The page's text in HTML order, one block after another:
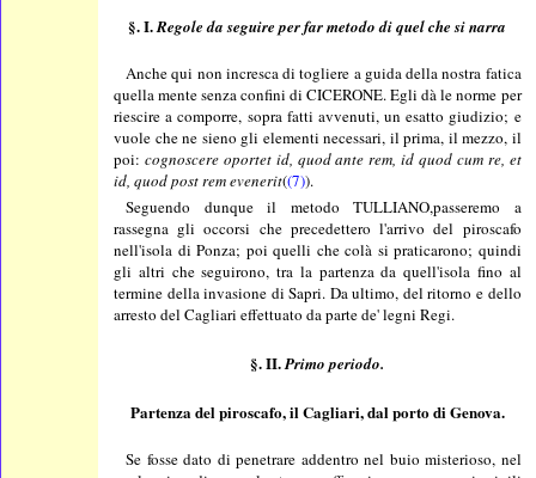
§. I.Regole da seguire per far metodo di quel che si narra
Anche qui non incresca di togliere a guida della nostra fatica
quella mente senza confini di CICERONE. Egli dà le norme per
riescire a comporre, sopra fatti avvenuti, un esatto giudizio; e
vuole che ne sieno gli elementi necessari, il prima, il mezzo, il
poi: cognoscere oportet id, quod ante rem, id quod cum re, et
id, quod post rem evenerit((7)).
Seguendo dunque il metodo TULLIANO,passeremo a
rassegna gli occorsi che precedettero l'arrivo del piroscafo
nell'isola di Ponza; poi quelli che colà si praticarono; quindi
gli altri che seguirono, tra la partenza da quell'isola fino al
termine della invasione di Sapri. Da ultimo, del ritorno e dello
arresto del Cagliari effettuato da parte de' legni Regi.
§. II.Primo periodo.
Partenza del piroscafo, il Cagliari, dal porto di Genova.
Se fosse dato di penetrare addentro nel buio misterioso, nel